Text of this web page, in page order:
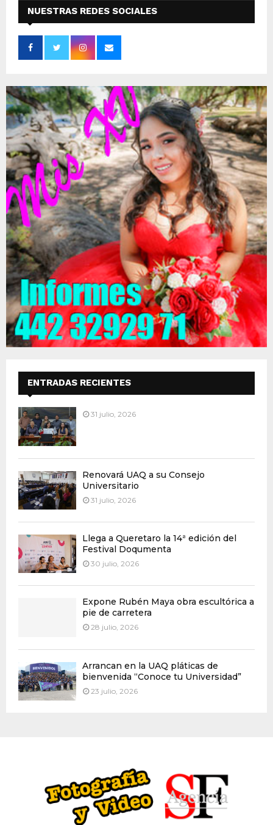
NUESTRAS REDES SOCIALES
ENTRADAS RECIENTES
31 julio, 2026
Renovará UAQ a su Consejo
Universitario
31 julio, 2026
Llega a Queretaro la 14ª edición del
Festival Doqumenta
30 julio, 2026
Expone Rubén Maya obra escultórica a
pie de carretera
28 julio, 2026
Arrancan en la UAQ pláticas de
bienvenida “Conoce tu Universidad”
23 julio, 2026